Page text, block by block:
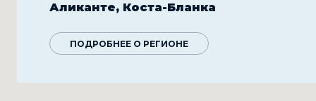
Аликанте, Коста-Бланка
ПОДРОБНЕЕ О РЕГИОНЕ